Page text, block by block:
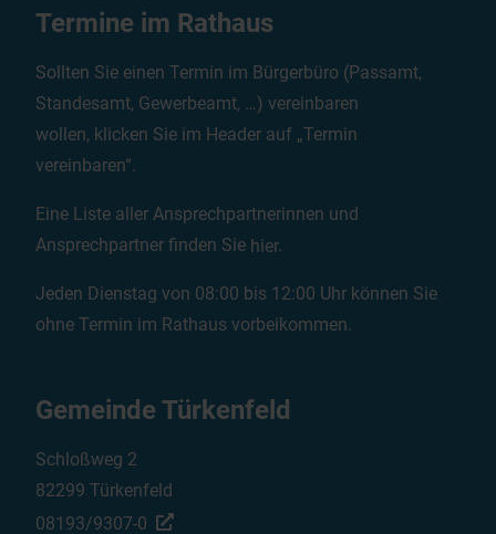
Termine im Rathaus
Sollten Sie einen Termin im Bürgerbüro (Passamt,
Standesamt, Gewerbeamt, …) vereinbaren
wollen, klicken Sie im Header auf „Termin
vereinbaren“.
Eine Liste aller Ansprechpartnerinnen und
Ansprechpartner finden Sie hier.
Jeden Dienstag von 08:00 bis 12:00 Uhr können Sie
ohne Termin im Rathaus vorbeikommen.
Gemeinde Türkenfeld
Schloßweg 2
82299 Türkenfeld
08193/9307-0